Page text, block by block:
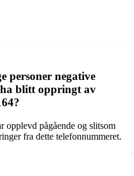
personer negative
blitt oppringt av
opplevd pågående og slitsom
fra dette telefonnummeret.